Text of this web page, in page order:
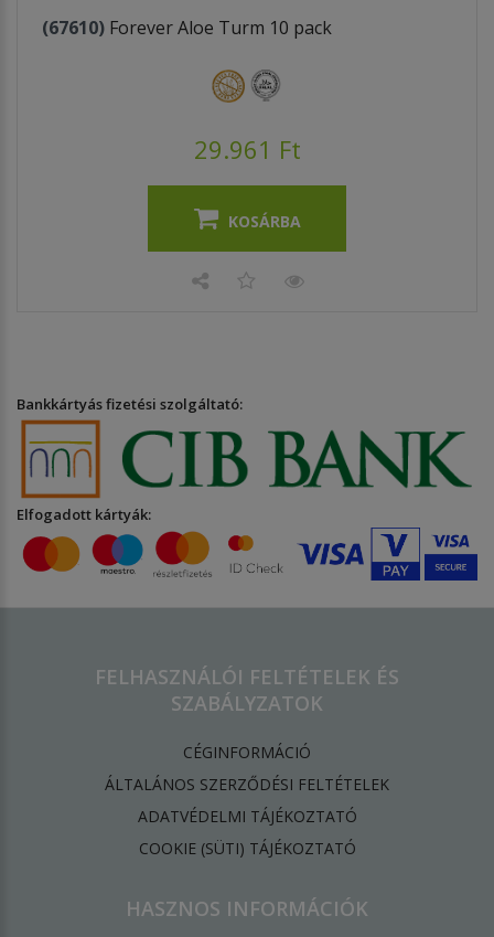
(67610) Forever Aloe Turm 10 pack
29.961 Ft
KOSÁRBA
Bankkártyás fizetési szolgáltató:
Elfogadott kártyák:
FELHASZNÁLÓI FELTÉTELEK ÉS
SZABÁLYZATOK
CÉGINFORMÁCIÓ
ÁLTALÁNOS SZERZŐDÉSI FELTÉTELEK
ADATVÉDELMI TÁJÉKOZTATÓ
​COOKIE (SÜTI) TÁJÉKOZTATÓ
HASZNOS INFORMÁCIÓK